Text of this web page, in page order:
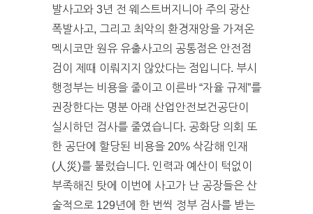
발사고와 3년 전 웨스트버지니아 주의 광산
폭발사고, 그리고 최악의 환경재앙을 가져온
멕시코만 원유 유출사고의 공통점은 안전점
검이 제때 이뤄지지 않았다는 점입니다. 부시
행정부는 비용을 줄이고 이른바 “자율 규제”를
권장한다는 명분 아래 산업안전보건공단이
실시하던 검사를 줄였습니다. 공화당 의회 또
한 공단에 할당된 비용을 20% 삭감해 인재
(人災)를 불렀습니다. 인력과 예산이 턱없이
부족해진 탓에 이번에 사고가 난 공장들은 산
술적으로 129년에 한 번씩 정부 검사를 받는